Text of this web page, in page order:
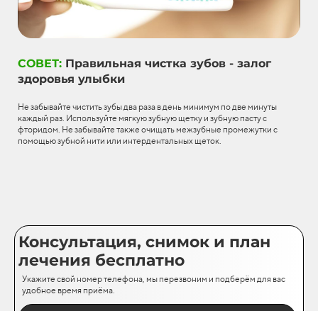
СОВЕТ: Правильная чистка зубов - залог
здоровья улыбки
Не забывайте чистить зубы два раза в день минимум по две минуты
каждый раз. Используйте мягкую зубную щетку и зубную пасту с
фторидом. Не забывайте также очищать межзубные промежутки с
помощью зубной нити или интердентальных щеток.
Консультация, снимок и план
лечения бесплатно
Укажите свой номер телефона, мы перезвоним и подберём для вас
удобное время приёма.